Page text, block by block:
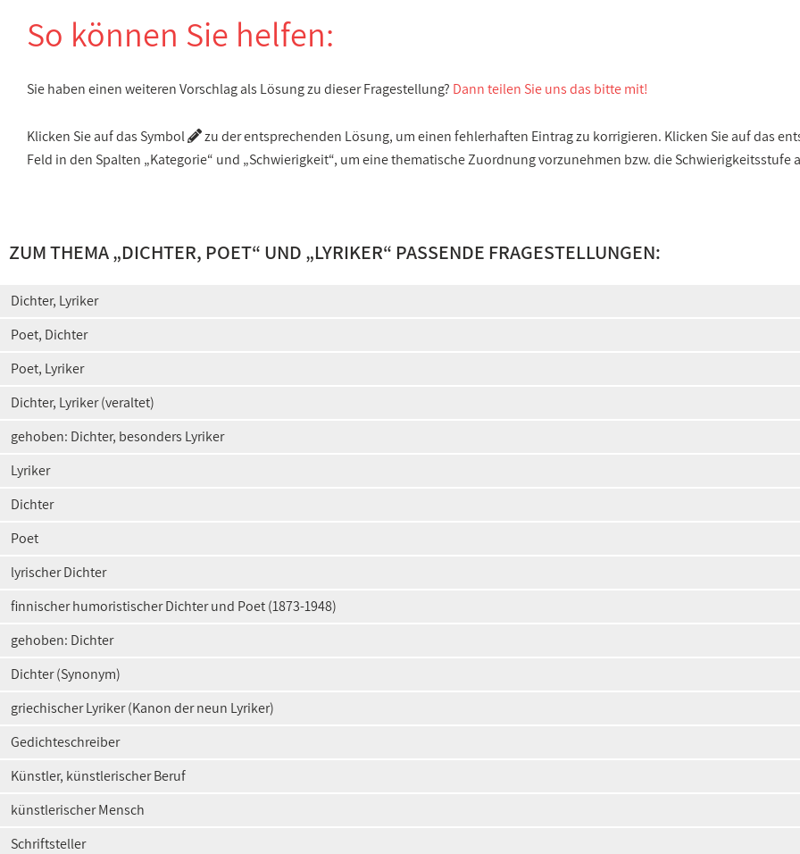
So können Sie helfen:
Sie haben einen weiteren Vorschlag als Lösung zu dieser Fragestellung? Dann teilen Sie uns das bitte mit!
Klicken Sie auf das Symbol
zu der entsprechenden Lösung, um einen fehlerhaften Eintrag zu korrigieren. Klicken Sie auf das
Feld in den Spalten „Kategorie“ und „Schwierigkeit“, um eine thematische Zuordnung vorzunehmen bzw. die Schwierigkeitsstufe
ZUM THEMA „DICHTER, POET“ UND „LYRIKER“ PASSENDE FRAGESTELLUNGEN:
Dichter, Lyriker
Poet, Dichter
Poet, Lyriker
Dichter, Lyriker (veraltet)
gehoben: Dichter, besonders Lyriker
Lyriker
Dichter
Poet
lyrischer Dichter
finnischer humoristischer Dichter und Poet (1873-1948)
gehoben: Dichter
Dichter (Synonym)
griechischer Lyriker (Kanon der neun Lyriker)
Gedichteschreiber
Künstler, künstlerischer Beruf
künstlerischer Mensch
Schriftsteller